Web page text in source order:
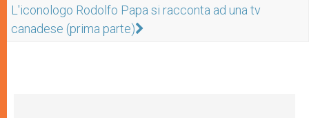
L'iconologo Rodolfo Papa si racconta ad una tv
canadese (prima parte)